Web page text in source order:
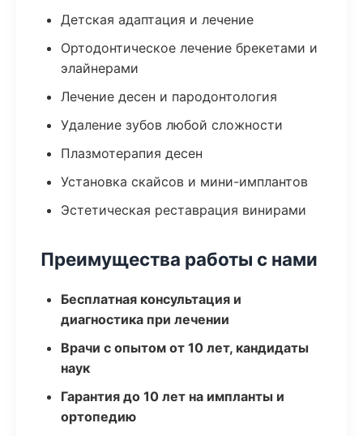
Детская адаптация и лечение
Ортодонтическое лечение брекетами и
элайнерами
Лечение десен и пародонтология
Удаление зубов любой сложности
Плазмотерапия десен
Установка скайсов и мини-имплантов
Эстетическая реставрация винирами
Преимущества работы с нами
Бесплатная консультация и
диагностика при лечении
Врачи с опытом от 10 лет, кандидаты
наук
Гарантия до 10 лет на импланты и
ортопедию